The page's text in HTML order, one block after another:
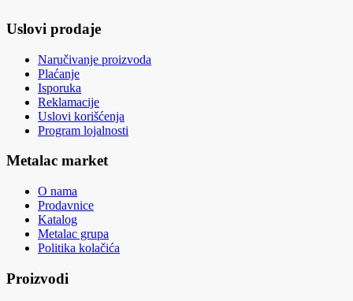
Uslovi prodaje
Naručivanje proizvoda
Plaćanje
Isporuka
Reklamacije
Uslovi korišćenja
Program lojalnosti
Metalac market
O nama
Prodavnice
Katalog
Metalac grupa
Politika kolačića
Proizvodi